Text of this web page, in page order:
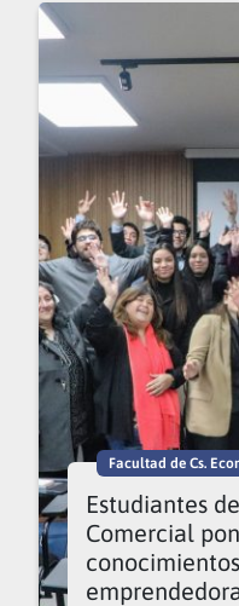
Facultad de Cs.
Estudiantes
Comercial